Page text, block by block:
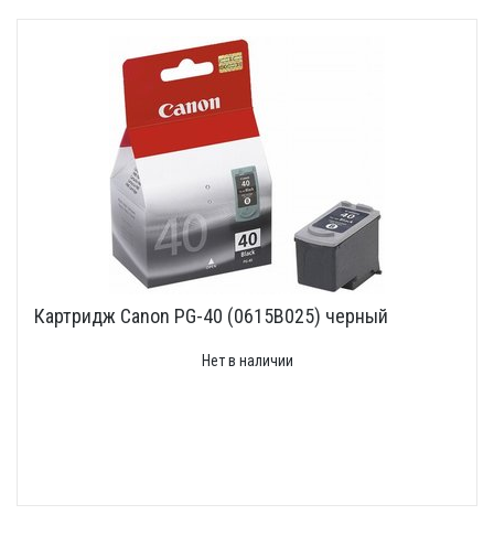
Картридж Canon PG-40 (0615B025) черный
Нет в наличии